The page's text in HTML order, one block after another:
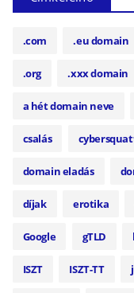
.com .eu domain
.org .xxx domain
a hét domain neve
csalás
domain eladás
díjak erotika
Google gTLD
ISZT ISZT-TT